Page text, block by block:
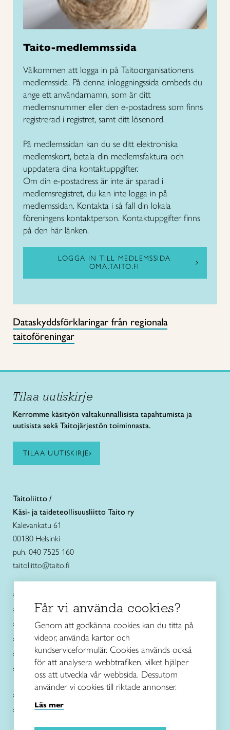
Taito-medlemmssida
Välkommen att logga in på Taitoorganisationens
medlemssida. På denna inloggningssida ombeds du
ange ett användarnamn, som är ditt
medlemsnummer eller den e-postadress som finns
registrerad i registret, samt ditt lösenord.
På medlemssidan kan du se ditt elektroniska
medlemskort, betala din medlemsfaktura och
uppdatera dina kontaktuppgifter.
Om din e-postadress är inte är sparad i
medlemsregistret, du kan inte logga in på
medlemssidan. Kontakta i så fall din lokala
föreningens kontaktperson. Kontaktuppgifter finns
på den här länken.
LOGGA IN TILL MEDLEMSSIDA
OMA.TAITO.FI
Dataskyddsförklaringar från regionala
taitoföreningar
Tilaa uutiskirje
Kerromme käsityön valtakunnallisista tapahtumista ja
uutisista sekä Taitojärjestön toiminnasta.
TILAA UUTISKIRJE
Taitoliitto /
Käsi- ja taideteollisuusliitto Taito ry
Kalevankatu 61
00180 Helsinki
puh. 040 7525 160
taitoliitto@taito.fi
Ajankohtaista
Käsityöohjeet
Me olemme Taito
Paikallinen toiminta
Verkkokaupat
Kirjaudu Taitocampukseen
Får vi använda cookies?
Genom att godkänna cookies kan du titta på
videor, använda kartor och
kundserviceformulär. Cookies används också
för att analysera webbtrafiken, vilket hjälper
oss att utveckla vår webbsida. Dessutom
använder vi cookies till riktade annonser.
Läs mer